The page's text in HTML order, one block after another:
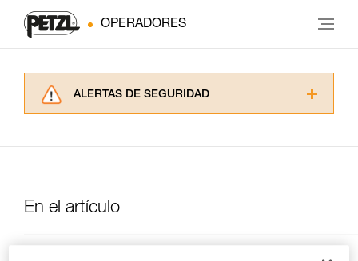
OPERADORES
ALERTAS DE SEGURIDAD
Dominar estas técnicas requiere una formación
En el artículo